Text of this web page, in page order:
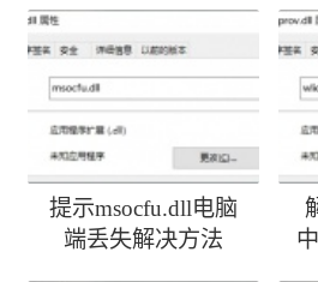
提示msocfu.dll电脑
端丢失解决方法